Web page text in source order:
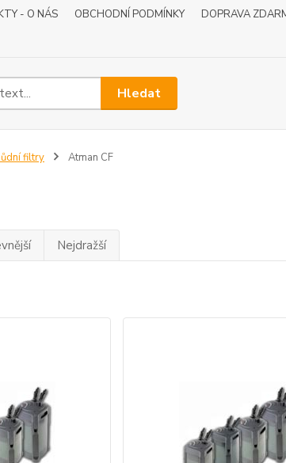
- O NÁS OBCHODNÍ PODMÍNKY
DOPRAVA
Hledat
filtry Atman CF
Nejdražší